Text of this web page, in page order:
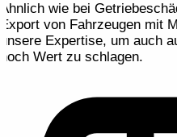
Ähnlich wie bei
Export von Fahrzeugen mit
unsere Expertise, um auch
noch Wert zu schlagen.